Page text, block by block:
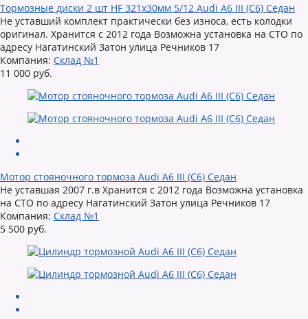
Тормозные диски 2 шт HF 321х30мм 5/12 Audi A6 III (C6) Седан
Не уставший комплект практически без износа, есть колодки
оригинал. Хранится с 2012 года Возможна установка на СТО по
адресу Нагатинский Затон улица Речников 17
Компания: Склад №1
11 000 руб.
Мотор стояночного тормоза Audi A6 III (C6) Седан
Не уставшая 2007 г.в Хранится с 2012 года Возможна установка
на СТО по адресу Нагатинский Затон улица Речников 17
Компания: Склад №1
5 500 руб.